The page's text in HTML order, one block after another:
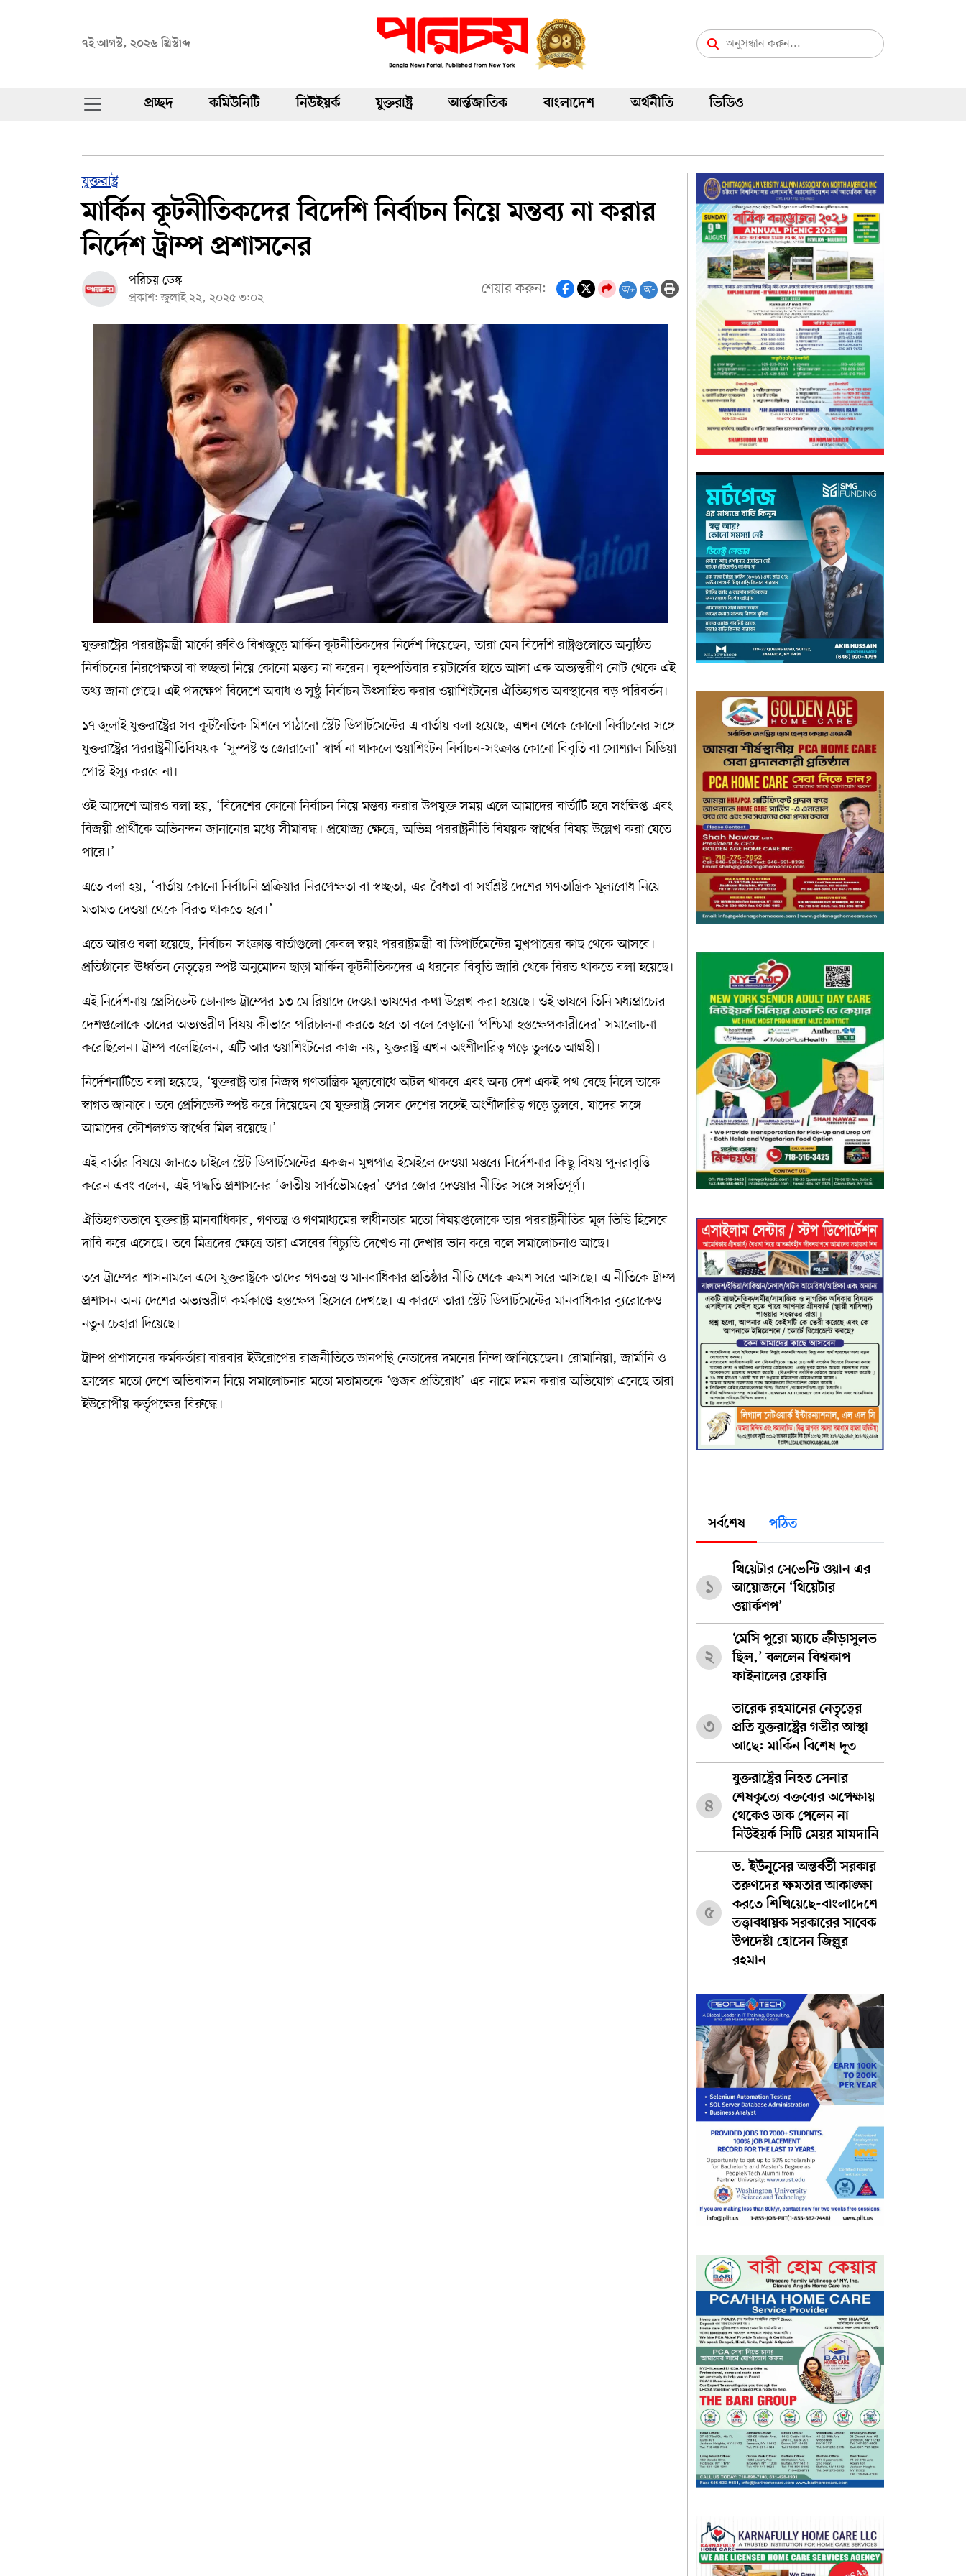
৭ই আগস্ট, ২০২৬ খ্রিস্টাব্দ
প্রচ্ছদ কমিউনিটি নিউইয়র্ক যুক্তরাষ্ট্র আর্ন্তজাতিক বাংলাদেশ অর্থনীতি ভিডিও
যুক্তরাষ্ট্র
মার্কিন কূটনীতিকদের বিদেশি নির্বাচন নিয়ে মন্তব্য না করার
নির্দেশ ট্রাম্প প্রশাসনের
পরিচয় ডেস্ক
প্রকাশ: জুলাই ২২, ২০২৫ ৩:০২ শেয়ার করুন: অ+ অ-
যুক্তরাষ্ট্রের পররাষ্ট্রমন্ত্রী মার্কো রুবিও বিশ্বজুড়ে মার্কিন কূটনীতিকদের নির্দেশ দিয়েছেন, তারা যেন বিদেশি রাষ্ট্রগুলোতে অনুষ্ঠিত
নির্বাচনের নিরপেক্ষতা বা স্বচ্ছতা নিয়ে কোনো মন্তব্য না করেন। বৃহস্পতিবার রয়টার্সের হাতে আসা এক অভ্যন্তরীণ নোট থেকে এই
তথ্য জানা গেছে। এই পদক্ষেপ বিদেশে অবাধ ও সুষ্ঠু নির্বাচন উৎসাহিত করার ওয়াশিংটনের ঐতিহ্যগত অবস্থানের বড় পরিবর্তন।
১৭ জুলাই যুক্তরাষ্ট্রের সব কূটনৈতিক মিশনে পাঠানো স্টেট ডিপার্টমেন্টের এ বার্তায় বলা হয়েছে, এখন থেকে কোনো নির্বাচনের সঙ্গে
যুক্তরাষ্ট্রের পররাষ্ট্রনীতিবিষয়ক ‘সুস্পষ্ট ও জোরালো’ স্বার্থ না থাকলে ওয়াশিংটন নির্বাচন-সংক্রান্ত কোনো বিবৃতি বা সোশ্যাল মিডিয়া
পোস্ট ইস্যু করবে না।
ওই আদেশে আরও বলা হয়, ‘বিদেশের কোনো নির্বাচন নিয়ে মন্তব্য করার উপযুক্ত সময় এলে আমাদের বার্তাটি হবে সংক্ষিপ্ত এবং
বিজয়ী প্রার্থীকে অভিনন্দন জানানোর মধ্যে সীমাবদ্ধ। প্রযোজ্য ক্ষেত্রে, অভিন্ন পররাষ্ট্রনীতি বিষয়ক স্বার্থের বিষয় উল্লেখ করা যেতে
পারে।’
এতে বলা হয়, ‘বার্তায় কোনো নির্বাচনি প্রক্রিয়ার নিরপেক্ষতা বা স্বচ্ছতা, এর বৈধতা বা সংশ্লিষ্ট দেশের গণতান্ত্রিক মূল্যবোধ নিয়ে
মতামত দেওয়া থেকে বিরত থাকতে হবে।’
এতে আরও বলা হয়েছে, নির্বাচন-সংক্রান্ত বার্তাগুলো কেবল স্বয়ং পররাষ্ট্রমন্ত্রী বা ডিপার্টমেন্টের মুখপাত্রের কাছ থেকে আসবে।
প্রতিষ্ঠানের ঊর্ধ্বতন নেতৃত্বের স্পষ্ট অনুমোদন ছাড়া মার্কিন কূটনীতিকদের এ ধরনের বিবৃতি জারি থেকে বিরত থাকতে বলা হয়েছে।
এই নির্দেশনায় প্রেসিডেন্ট ডোনাল্ড ট্রাম্পের ১৩ মে রিয়াদে দেওয়া ভাষণের কথা উল্লেখ করা হয়েছে। ওই ভাষণে তিনি মধ্যপ্রাচ্যের
দেশগুলোকে তাদের অভ্যন্তরীণ বিষয় কীভাবে পরিচালনা করতে হবে তা বলে বেড়ানো ‘পশ্চিমা হস্তক্ষেপকারীদের’ সমালোচনা
করেছিলেন। ট্রাম্প বলেছিলেন, এটি আর ওয়াশিংটনের কাজ নয়, যুক্তরাষ্ট্র এখন অংশীদারিত্ব গড়ে তুলতে আগ্রহী।
নির্দেশনাটিতে বলা হয়েছে, ‘যুক্তরাষ্ট্র তার নিজস্ব গণতান্ত্রিক মূল্যবোধে অটল থাকবে এবং অন্য দেশ একই পথ বেছে নিলে তাকে
স্বাগত জানাবে। তবে প্রেসিডেন্ট স্পষ্ট করে দিয়েছেন যে যুক্তরাষ্ট্র সেসব দেশের সঙ্গেই অংশীদারিত্ব গড়ে তুলবে, যাদের সঙ্গে
আমাদের কৌশলগত স্বার্থের মিল রয়েছে।’
এই বার্তার বিষয়ে জানতে চাইলে স্টেট ডিপার্টমেন্টের একজন মুখপাত্র ইমেইলে দেওয়া মন্তব্যে নির্দেশনার কিছু বিষয় পুনরাবৃত্তি
করেন এবং বলেন, এই পদ্ধতি প্রশাসনের ‘জাতীয় সার্বভৌমত্বের’ ওপর জোর দেওয়ার নীতির সঙ্গে সঙ্গতিপূর্ণ।
ঐতিহ্যগতভাবে যুক্তরাষ্ট্র মানবাধিকার, গণতন্ত্র ও গণমাধ্যমের স্বাধীনতার মতো বিষয়গুলোকে তার পররাষ্ট্রনীতির মূল ভিত্তি হিসেবে
দাবি করে এসেছে। তবে মিত্রদের ক্ষেত্রে তারা এসবের বিচ্যুতি দেখেও না দেখার ভান করে বলে সমালোচনাও আছে।
তবে ট্রাম্পের শাসনামলে এসে যুক্তরাষ্ট্রকে তাদের গণতন্ত্র ও মানবাধিকার প্রতিষ্ঠার নীতি থেকে ক্রমশ সরে আসছে। এ নীতিকে ট্রাম্প
প্রশাসন অন্য দেশের অভ্যন্তরীণ কর্মকাণ্ডে হস্তক্ষেপ হিসেবে দেখছে। এ কারণে তারা স্টেট ডিপার্টমেন্টের মানবাধিকার ব্যুরোকেও
নতুন চেহারা দিয়েছে।
ট্রাম্প প্রশাসনের কর্মকর্তারা বারবার ইউরোপের রাজনীতিতে ডানপন্থি নেতাদের দমনের নিন্দা জানিয়েছেন। রোমানিয়া, জার্মানি ও
ফ্রান্সের মতো দেশে অভিবাসন নিয়ে সমালোচনার মতো মতামতকে ‘গুজব প্রতিরোধ’-এর নামে দমন করার অভিযোগ এনেছে তারা
ইউরোপীয় কর্তৃপক্ষের বিরুদ্ধে।
সর্বশেষ পঠিত
১
থিয়েটার সেভেন্টি ওয়ান এর
আয়োজনে ‘থিয়েটার
ওয়ার্কশপ’
২
‘মেসি পুরো ম্যাচে ক্রীড়াসুলভ
ছিল,’ বললেন বিশ্বকাপ
ফাইনালের রেফারি
৩
তারেক রহমানের নেতৃত্বের
প্রতি যুক্তরাষ্ট্রের গভীর আস্থা
আছে: মার্কিন বিশেষ দূত
৪
যুক্তরাষ্ট্রের নিহত সেনার
শেষকৃত্যে বক্তব্যের অপেক্ষায়
থেকেও ডাক পেলেন না
নিউইয়র্ক সিটি মেয়র মামদানি
৫
ড. ইউনূসের অন্তর্বর্তী সরকার
তরুণদের ক্ষমতার আকাঙ্ক্ষা
করতে শিখিয়েছে-বাংলাদেশে
তত্ত্বাবধায়ক সরকারের সাবেক
উপদেষ্টা হোসেন জিল্লুর
রহমান